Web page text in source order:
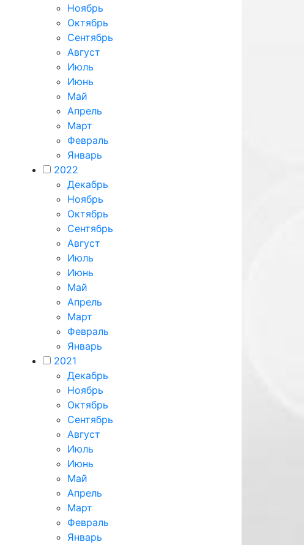
Ноябрь
Октябрь
Сентябрь
Август
Июль
Июнь
Май
Апрель
Март
Февраль
Январь
2022
Декабрь
Ноябрь
Октябрь
Сентябрь
Август
Июль
Июнь
Май
Апрель
Март
Февраль
Январь
2021
Декабрь
Ноябрь
Октябрь
Сентябрь
Август
Июль
Июнь
Май
Апрель
Март
Февраль
Январь